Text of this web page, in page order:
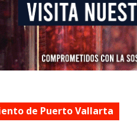
de Puerto Vallarta